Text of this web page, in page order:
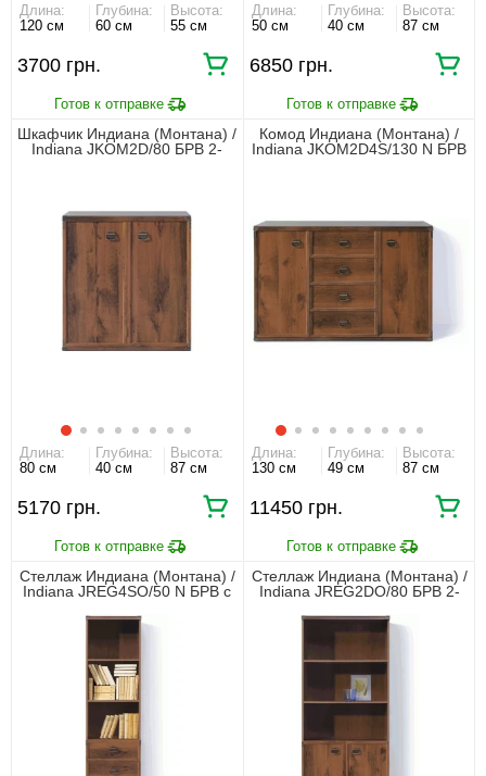
Длина:
120 см
Глубина:
60 см
Высота:
55 см
3700 грн.
Длина:
50 см
Глубина:
40 см
Высота:
87 см
6850 грн.
Шкафчик Индиана (Монтана) /
Indiana JKOM2D/80 БРВ 2-
Длина:
80 см
Глубина:
40 см
Высота:
87 см
5170 грн.
Комод Индиана (Монтана) /
Indiana JKOM2D4S/130 N БРВ
Длина:
130 см
Глубина:
49 см
Высота:
87 см
11450 грн.
Стеллаж Индиана (Монтана) /
Indiana JREG4SO/50 N БРВ с
Стеллаж Индиана (Монтана) /
Indiana JREG2DO/80 БРВ 2-